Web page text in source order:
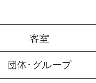
客室
団体･グループ